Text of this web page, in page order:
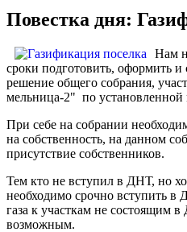
Повестка дня:
Нам
сроки подготовить, оформить
решение общего собрания,
мельница-2" по установленной
При себе на собрании
на собственность, на данном
присутствие собственников.
Тем кто не вступил в ДНТ, но
необходимо срочно вступить в
газа к участкам не состоящим
возможным.